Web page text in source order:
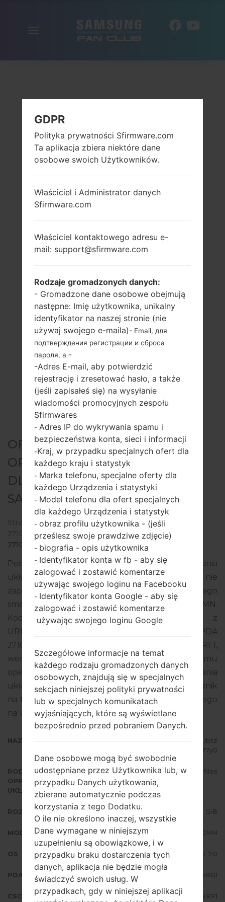
OFICJALNE
OPROGRAMOWANIE #16970
DLA: SM-J710MN -
SAMSUNGGALAXY J7 2016
Strona startowa →Galaxy J7 2016 → SamsungSM-
J710MN →SM-
J710MN_1_20180706211927_lbtzns77y0.zip
Pobierz najnowszą aktualizację oprogramowania
układowego dla Samsung Galaxy J7 2016, ale nie
zapomnij sprawdzić, czy numer modelu Twojego
smartfona odpowiada wskazanemu SM-J710MN.
Kod oprogramowania układowego to CTU z
URUGUAY. Produkt jest dostarczany z wersją PDA
J710MNUBU4BRG1, wersja CSC J710MNUWA4BRF1,
wersja MODEM J710MNUBU4BRF2. Wersja systemu
operacyjnego danego oprogramowania
układowego to Android Nougat 7.0. Pełny poradnik
na temat flashowania oprogramowania układowego
na urządzeniach Samsung tutaj
NAZWA PLIKU
SM-J710MN_1_20180706211927_lbtz
ns77y0
RODZAJ
OPROGRAMOWANIA
UKŁADOWEGO
4 files
ROZMIAR PLIKU 1.59 GiB
MODEL Samsung SM-J710MN
OS Android Nougat 7.0
PDA/AP WERSJA J710MNUBU4BRG1
CSC WERSJA J710MNUWA4BRF1
GDPR
Polityka prywatności Sfirmware.com
Ta aplikacja zbiera niektóre dane
osobowe swoich Użytkowników.
Właściciel i Administrator danych
Sfirmware.com
Właściciel kontaktowego adresu e-
mail: support@sfirmware.com
Rodzaje gromadzonych danych:
- Gromadzone dane osobowe obejmują
następne: Imię użytkownika, unikalny
identyfikator na naszej stronie (nie
używaj swojego e-maila)- Email, для
подтверждения регистрации и сброса
пароля, а -
-Adres E-mail, aby potwierdzić
rejestrację i zresetować hasło, a także
(jeśli zapisałeś się) na wysyłanie
wiadomości promocyjnych zespołu
Sfirmwares
- Adres IP do wykrywania spamu i
bezpieczeństwa konta, sieci i informacji
-Kraj, w przypadku specjalnych ofert dla
każdego kraju i statystyk
- Marka telefonu, specjalne oferty dla
każdego Urządzenia i statystyki
- Model telefonu dla ofert specjalnych
dla każdego Urządzenia i statystyk
- obraz profilu użytkownika - (jeśli
prześlesz swoje prawdziwe zdjęcie)
- biografia - opis użytkownika
- Identyfikator konta w fb - aby się
zalogować i zostawić komentarze
używając swojego loginu na Facebooku
- Identyfikator konta Google - aby się
zalogować i zostawić komentarze
używając swojego loginu Google
Szczegółowe informacje na temat
każdego rodzaju gromadzonych danych
osobowych, znajdują się w specjalnych
sekcjach niniejszej polityki prywatności
lub w specjalnych komunikatach
wyjaśniających, które są wyświetlane
bezpośrednio przed pobraniem Danych.
Dane osobowe mogą być swobodnie
udostępniane przez Użytkownika lub, w
przypadku Danych użytkowania,
zbierane automatycznie podczas
korzystania z tego Dodatku.
O ile nie określono inaczej, wszystkie
Dane wymagane w niniejszym
uzupełnieniu są obowiązkowe, i w
przypadku braku dostarczenia tych
danych, aplikacja nie będzie mogła
świadczyć swoich usług. W
przypadkach, gdy w niniejszej aplikacji